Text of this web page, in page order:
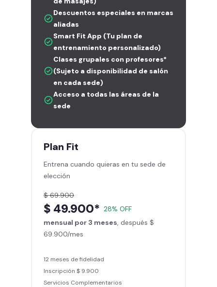
Descuentos especiales en marcas
aliadas
Smart Fit App (Tu plan de
entrenamiento personalizado)
Clases grupales con profesores*
(Sujeto a disponibilidad de salón
en cada sede)
Acceso a todas las áreas de la
sede
Plan Fit
Entrena cuando quieras en tu sede de
elección
$ 69.900
$ 49.900* 28% OFF
mensual por 3 meses , después $
69.900/mes
12 meses de fidelidad
Inscripción $ 9.900
Servicios Complementarios